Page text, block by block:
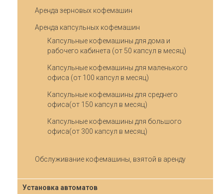
Аренда зерновых кофемашин
Аренда капсульных кофемашин
Капсульные кофемашины для дома и
рабочего кабинета (от 50 капсул в месяц)
Капсульные кофемашины для маленького
офиса (от 100 капсул в месяц)
Капсульные кофемашины для среднего
офиса(от 150 капсул в месяц)
Капсульные кофемашины для большого
офиса(от 300 капсул в месяц)
Обслуживание кофемашины, взятой в аренду
Установка автоматов